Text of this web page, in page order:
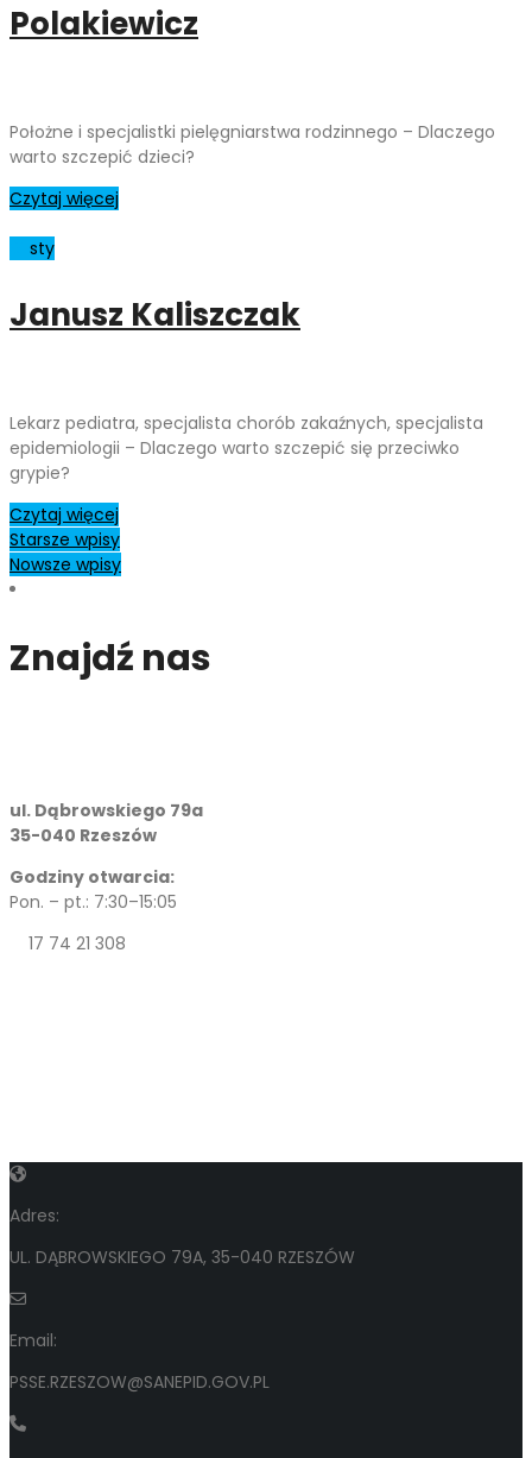
Polakiewicz
Położne i specjalistki pielęgniarstwa rodzinnego – Dlaczego
warto szczepić dzieci?
Czytaj więcej
sty
Janusz Kaliszczak
Lekarz pediatra, specjalista chorób zakaźnych, specjalista
epidemiologii – Dlaczego warto szczepić się przeciwko
grypie?
Czytaj więcej
Nawigacja
po
wpisach
Starsze wpisy
Nowsze wpisy
Znajdź nas
ul. Dąbrowskiego 79a
35-040 Rzeszów
Godziny otwarcia:
Pon. – pt.: 7:30–15:05
17 74 21 308
Adres:
UL. DĄBROWSKIEGO 79A, 35-040 RZESZÓW
Email:
PSSE.RZESZOW@SANEPID.GOV.PL